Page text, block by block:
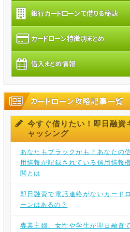
銀行カードローンで借りる秘訣
カードローン特徴別まとめ
借入まとめ情報
カードローン攻略記事一覧
今すぐ借りたい！即日融資
ャッシング
あなたもブラックかも？あなたの
用情報が記録されている信用情報
関とは
即日融資で電話連絡がないカードロ
ーンはあるの？
専業主婦、女性や学生が即日融資